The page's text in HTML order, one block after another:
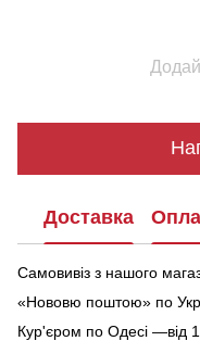
Доставка
Самовивіз з нашого
«Нововю поштою» по
Кур'єром по Одесі —від